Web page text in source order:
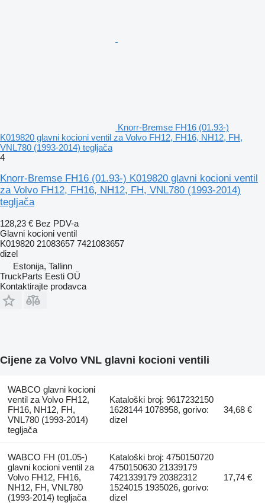
Knorr-Bremse FH16 (01.93-)
K019820 glavni kocioni ventil za Volvo FH12, FH16, NH12, FH,
VNL780 (1993-2014) tegljača
4
Knorr-Bremse FH16 (01.93-) K019820 glavni kocioni ventil
za Volvo FH12, FH16, NH12, FH, VNL780 (1993-2014)
tegljača
128,23 € Bez PDV-a
Glavni kocioni ventil
K019820 21083657 7421083657
dizel
Estonija, Tallinn
TruckParts Eesti OÜ
Kontaktirajte prodavca
Cijene za Volvo VNL glavni kocioni ventili
WABCO glavni kocioni
ventil za Volvo FH12,
FH16, NH12, FH,
VNL780 (1993-2014)
tegljača
Kataloški broj: 9617232150
1628144 1078958, gorivo:
dizel
34,68 €
WABCO FH (01.05-)
glavni kocioni ventil za
Volvo FH12, FH16,
NH12, FH, VNL780
(1993-2014) tegljača
Kataloški broj: 4750150720
4750150630 21339179
7421339179 20382312
1524015 1935026, gorivo:
dizel
17,74 €